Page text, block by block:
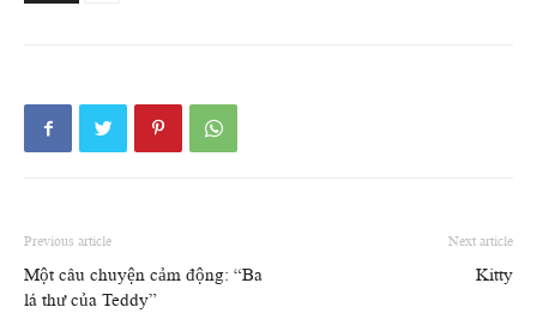
Previous article
Một câu chuyện cảm động: “Ba
lá thư của Teddy”
Next article
Kitty